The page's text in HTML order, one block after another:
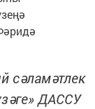
сәламәтлек
ДАССУ